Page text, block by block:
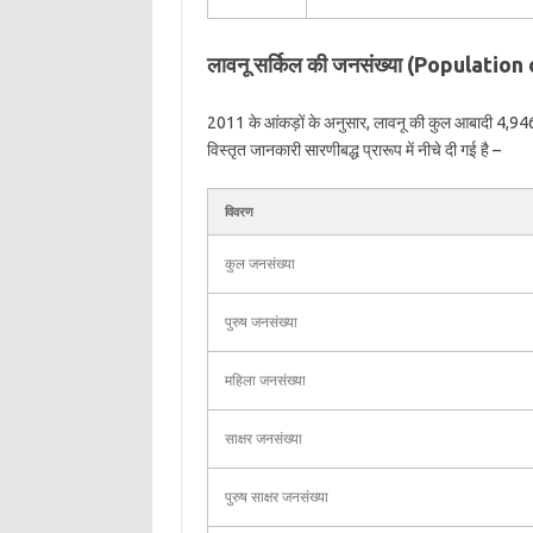
लावनू सर्किल की जनसंख्या
2011 के आंकड़ों के अनुसार, लावनू की कुल आबादी 4,946
विस्तृत जानकारी सारणीबद्ध प्रारूप में नीचे दी गई है –
विवरण
कुल जनसंख्या
पुरुष जनसंख्या
महिला जनसंख्या
साक्षर जनसंख्या
पुरुष साक्षर जनसंख्या